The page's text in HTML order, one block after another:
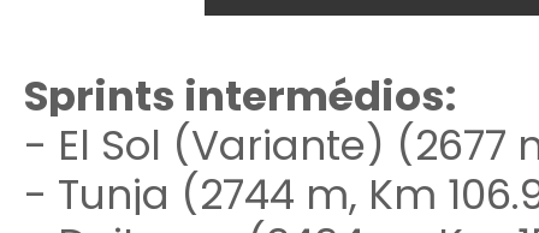
Sprints intermédios:
- El Sol (Variante) (2677
- Tunja (2744 m, Km